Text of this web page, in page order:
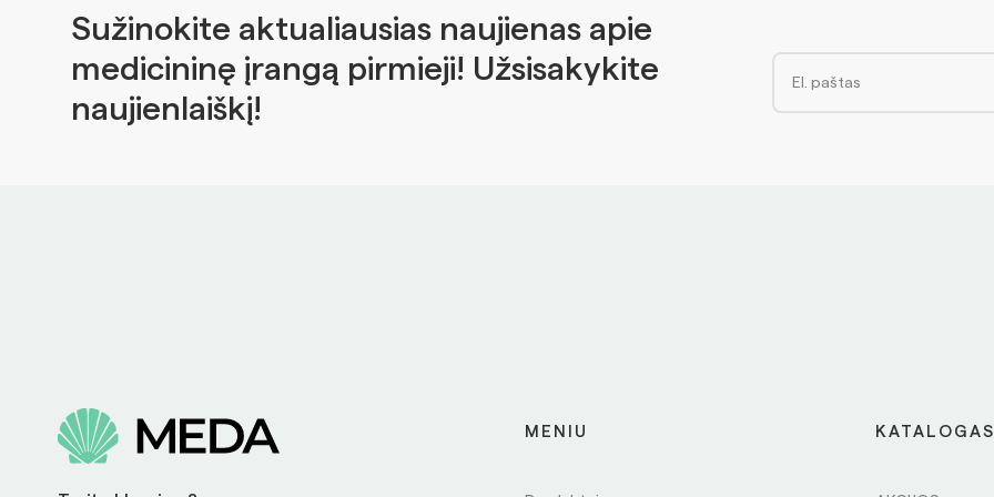
Sužinokite aktualiausias naujienas apie
medicininę įrangą pirmieji! Užsisakykite
naujienlaiškį!
MENIU KATALOGAS